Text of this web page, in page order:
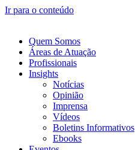
Ir para o conteúdo
Quem Somos
Áreas de Atuação
Profissionais
Insights
Notícias
Opinião
Imprensa
Vídeos
Boletins Informativos
Ebooks